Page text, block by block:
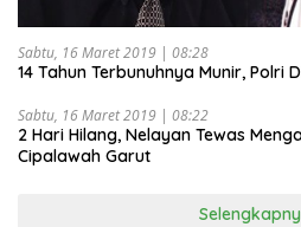
Sabtu, 16 Maret 2019 | 08:28
14 Tahun Terbunuhnya Munir, Polri
Sabtu, 16 Maret 2019 | 08:22
2 Hari Hilang, Nelayan Tewas
Cipalawah Garut